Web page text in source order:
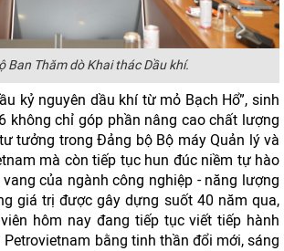
Ban Thăm dò Khai thác Dầu khí.
kỷ nguyên dầu khí từ mỏ Bạch Hổ”, sinh
không chỉ góp phần nâng cao chất lượng
tưởng trong Đảng bộ Bộ máy Quản lý và
mà còn tiếp tục hun đúc niềm tự hào
của ngành công nghiệp - năng lượng
giá trị được gây dựng suốt 40 năm qua,
hôm nay đang tiếp tục viết tiếp hành
bằng tinh thần đổi mới, sáng